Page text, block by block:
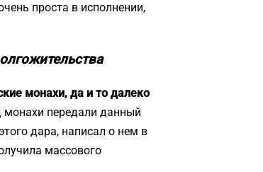
проста в исполнении,
монахи, да и то далеко
монахи передали данный
дара, написал о нем в
массового